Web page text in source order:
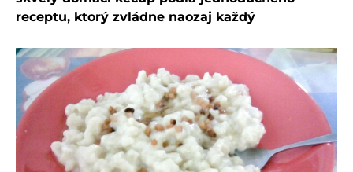
receptu, ktorý zvládne naozaj každý